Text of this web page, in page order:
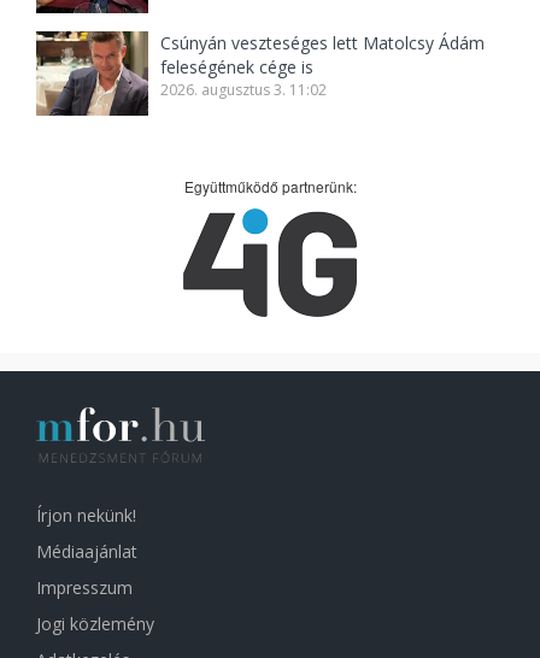
Csúnyán veszteséges lett Matolcsy Ádám
feleségének cége is
2026. augusztus 3. 11:02
Együttműködő partnerünk:
Írjon nekünk!
Médiaajánlat
Impresszum
Jogi közlemény